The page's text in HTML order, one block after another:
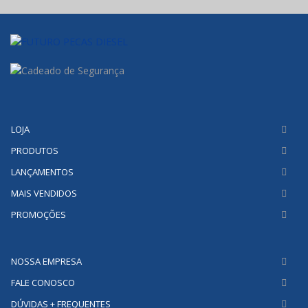
LOJA
PRODUTOS
LANÇAMENTOS
MAIS VENDIDOS
PROMOÇÕES
NOSSA EMPRESA
FALE CONOSCO
DÚVIDAS + FREQUENTES